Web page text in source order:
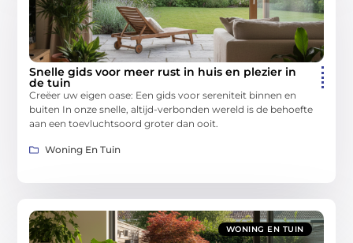
Snelle gids voor meer rust in huis en plezier in
de tuin
Creëer uw eigen oase: Een gids voor sereniteit binnen en
buiten In onze snelle, altijd-verbonden wereld is de behoefte
aan een toevluchtsoord groter dan ooit.
Woning En Tuin
WONING EN TUIN